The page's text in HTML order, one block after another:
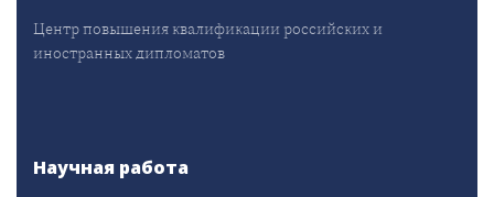
Центр повышения квалификации российских и
иностранных дипломатов
Научная работа